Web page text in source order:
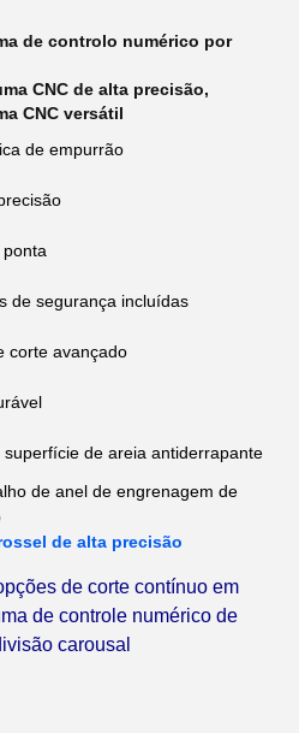
de controlo numérico por
CNC de alta precisão,
CNC versátil
de empurrão
de segurança incluídas
corte avançado
superfície de areia antiderrapante
de anel de engrenagem de
de alta precisão
de corte contínuo em
de controle numérico de
carousal